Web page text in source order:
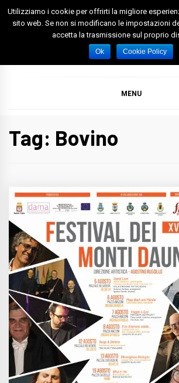
Skip
Spazio Foggia
Foggia News Calcio Eventi e
MENU
Tag: Bovino
Utilizziamo i cookie per offrirti la migliore
sito web. Se non si modificano le impostazioni
accetta la trasmissione sul proprio
Ok Cookie Policy